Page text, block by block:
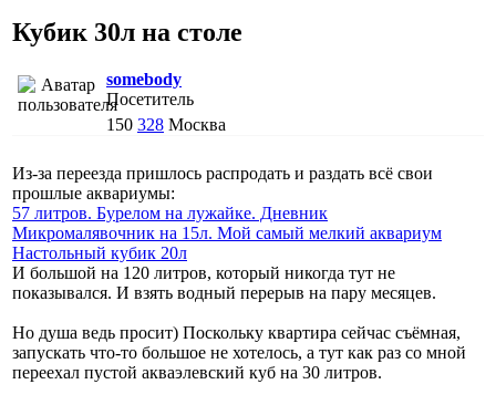
Кубик 30л на столе
somebody
Посетитель
150 328 Москва
Из-за переезда пришлось распродать и раздать всё свои
прошлые аквариумы:
57 литров. Бурелом на лужайке. Дневник
Микромалявочник на 15л. Мой самый мелкий аквариум
Настольный кубик 20л
И большой на 120 литров, который никогда тут не
показывался. И взять водный перерыв на пару месяцев.
Но душа ведь просит) Поскольку квартира сейчас съёмная,
запускать что-то большое не хотелось, а тут как раз со мной
переехал пустой акваэлевский куб на 30 литров.